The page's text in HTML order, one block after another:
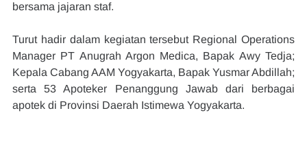
bersama jajaran staf.
Turut hadir dalam kegiatan tersebut Regional Operations
Manager PT Anugrah Argon Medica, Bapak Awy Tedja;
Kepala Cabang AAM Yogyakarta, Bapak Yusmar Abdillah;
serta 53 Apoteker Penanggung Jawab dari berbagai
apotek di Provinsi Daerah Istimewa Yogyakarta.